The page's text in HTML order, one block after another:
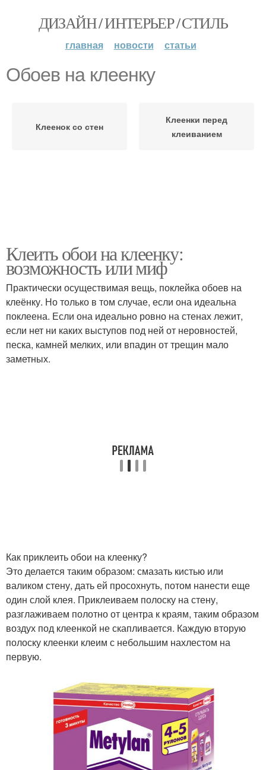
ДИЗАЙН / ИНТЕРЬЕР / СТИЛЬ
главная новости статьи
Обоев на клеенку
Клеенок со стен
Клеенки перед
клеиванием
Клеить обои на клеенку:
возможность или миф
Практически осуществимая вещь, поклейка обоев на
клеёнку. Но только в том случае, если она идеальна
поклеена. Если она идеально ровно на стенах лежит,
если нет ни каких выступов под ней от неровностей,
песка, камней мелких, или впадин от трещин мало
заметных.
Как приклеить обои на клеенку?
Это делается таким образом: смазать кистью или
валиком стену, дать ей просохнуть, потом нанести еще
один слой клея. Приклеиваем полоску на стену,
разглаживаем полотно от центра к краям, таким образом
воздух под клеенкой не скапливается. Каждую вторую
полоску клеенки клеим с небольшим нахлестом на
первую.